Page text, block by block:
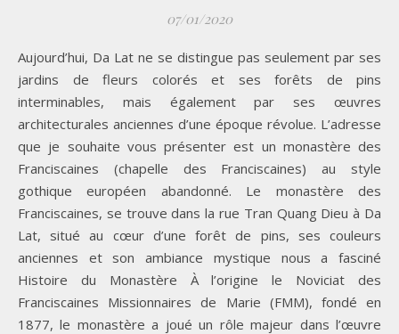
07/01/2020
Aujourd’hui, Da Lat ne se distingue pas seulement par ses
jardins de fleurs colorés et ses forêts de pins
interminables, mais également par ses œuvres
architecturales anciennes d’une époque révolue. L’adresse
que je souhaite vous présenter est un monastère des
Franciscaines (chapelle des Franciscaines) au style
gothique européen abandonné. Le monastère des
Franciscaines, se trouve dans la rue Tran Quang Dieu à Da
Lat, situé au cœur d’une forêt de pins, ses couleurs
anciennes et son ambiance mystique nous a fasciné
Histoire du Monastère À l’origine le Noviciat des
Franciscaines Missionnaires de Marie (FMM), fondé en
1877, le monastère a joué un rôle majeur dans l’œuvre